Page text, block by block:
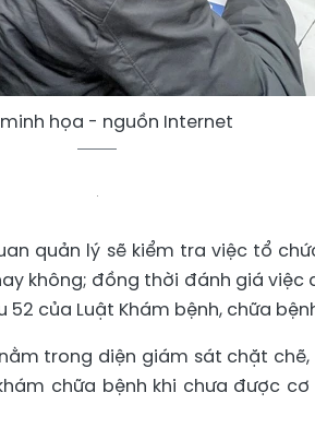
họa - nguồn Internet
quản lý sẽ kiểm tra việc tổ
không; đồng thời đánh giá việc
của Luật Khám bệnh, chữa
trong diện giám sát chặt chẽ,
chữa bệnh khi chưa được